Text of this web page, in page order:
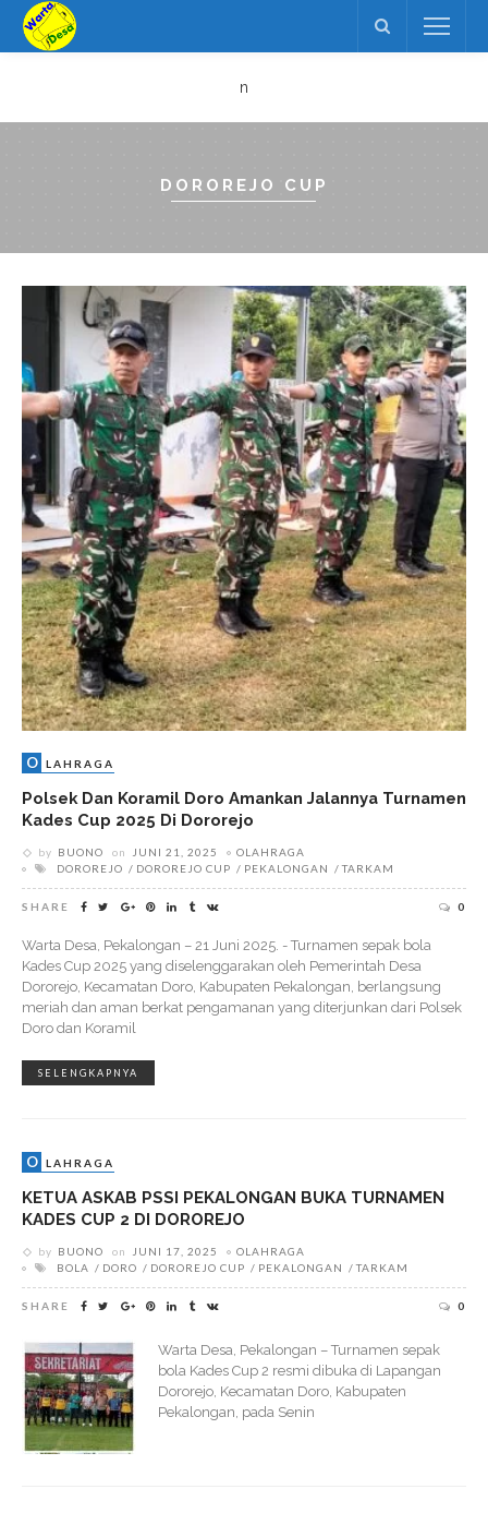
n
DOROREJO CUP
O LAHRAGA
Polsek Dan Koramil Doro Amankan Jalannya Turnamen
Kades Cup 2025 Di Dororejo
by BUONO on JUNI 21, 2025
OLAHRAGA
DOROREJO
DOROREJO CUP PEKALONGAN TARKAM
SHARE 0
Warta Desa, Pekalongan – 21 Juni 2025. - Turnamen sepak bola
Kades Cup 2025 yang diselenggarakan oleh Pemerintah Desa
Dororejo, Kecamatan Doro, Kabupaten Pekalongan, berlangsung
meriah dan aman berkat pengamanan yang diterjunkan dari Polsek
Doro dan Koramil
SELENGKAPNYA
O LAHRAGA
KETUA ASKAB PSSI PEKALONGAN BUKA TURNAMEN
KADES CUP 2 DI DOROREJO
by BUONO on JUNI 17, 2025
OLAHRAGA
BOLA
DORO DOROREJO CUP PEKALONGAN TARKAM
SHARE 0
Warta Desa, Pekalongan – Turnamen sepak
bola Kades Cup 2 resmi dibuka di Lapangan
Dororejo, Kecamatan Doro, Kabupaten
Pekalongan, pada Senin